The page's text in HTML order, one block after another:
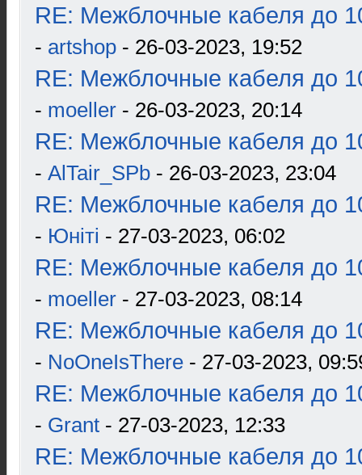
RE: Межблочные кабеля до
- artshop - 26-03-2023, 19:52
RE: Межблочные кабеля до
- moeller - 26-03-2023, 20:14
RE: Межблочные кабеля до
- AlTair_SPb - 26-03-2023, 23:04
RE: Межблочные кабеля до
- Юнiтi - 27-03-2023, 06:02
RE: Межблочные кабеля до
- moeller - 27-03-2023, 08:14
RE: Межблочные кабеля до
- NoOneIsThere - 27-03-2023,
RE: Межблочные кабеля до
- Grant - 27-03-2023, 12:33
RE: Межблочные кабеля до